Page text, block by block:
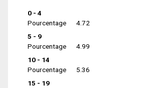
0 - 4
Pourcentage
4.72
5 - 9
Pourcentage
4.99
10 - 14
Pourcentage
5.36
15 - 19